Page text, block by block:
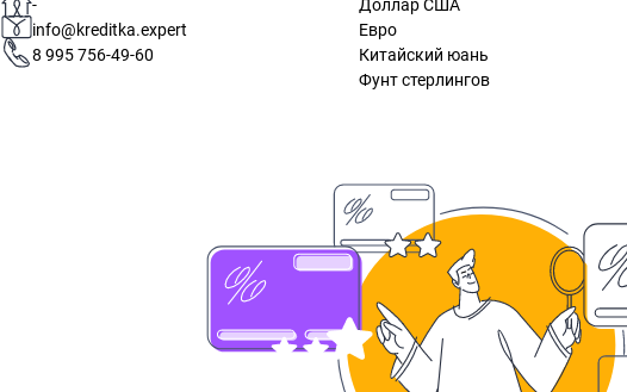
-
info@kreditka.expert
8 995 756-49-60
Доллар США
Евро
Китайский юань
Фунт стерлингов